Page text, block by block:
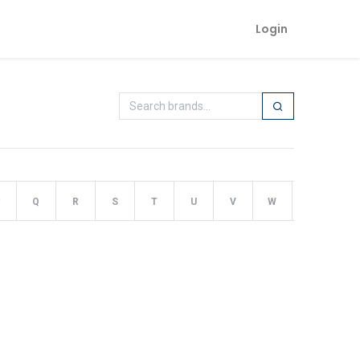
Login
Q R S T U V W